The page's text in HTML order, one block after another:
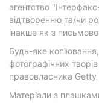
агентство
відтворенню та/чи
інакше як з
Будь-яке
фотографічних
правовласника
Матеріали з